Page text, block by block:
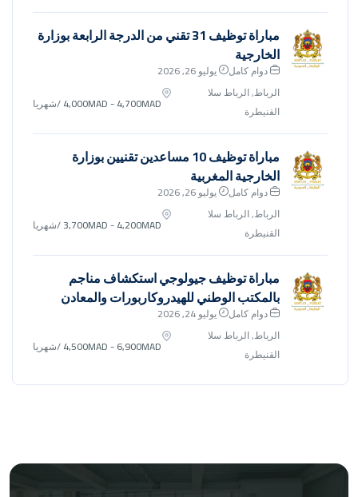
مباراة توظيف 31 تقني من الدرجة الرابعة بوزارة
الخارجية
دوام كامل
يوليو 26, 2026
الرباط, الرباط سلا
القنيطرة
4,000MAD - 4,700MAD/شهريا
مباراة توظيف 10 مساعدين تقنيين بوزارة
الخارجية المغربية
دوام كامل
يوليو 26, 2026
الرباط, الرباط سلا
القنيطرة
3,700MAD - 4,200MAD/شهريا
مباراة توظيف جيولوجي استكشاف مناجم
بالمكتب الوطني للهيدروكاربورات والمعادن
دوام كامل
يوليو 24, 2026
الرباط, الرباط سلا
القنيطرة
4,500MAD - 6,900MAD/شهريا